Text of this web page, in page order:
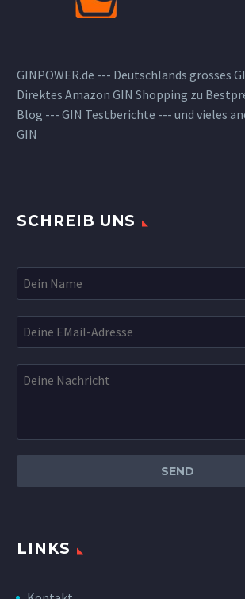
GINPOWER.de --- Deutschlands grosses
Direktes Amazon GIN Shopping zu
Blog --- GIN Testberichte --- und vieles
GIN
SCHREIB UNS
LINKS